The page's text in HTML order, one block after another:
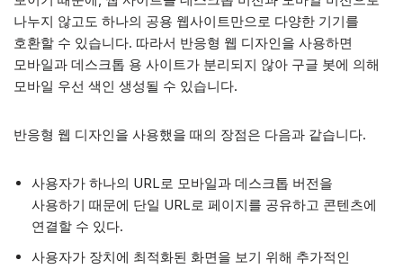
나누지 않고도 하나의 공용 웹사이트만으로 다양한 기기를
호환할 수 있습니다. 따라서 반응형 웹 디자인을 사용하면
모바일과 데스크톱 용 사이트가 분리되지 않아 구글 봇에 의해
모바일 우선 색인 생성될 수 있습니다.
반응형 웹 디자인을 사용했을 때의 장점은 다음과 같습니다.
사용자가 하나의 URL로 모바일과 데스크톱 버전을
사용하기 때문에 단일 URL로 페이지를 공유하고 콘텐츠에
연결할 수 있다.
사용자가 장치에 최적화된 화면을 보기 위해 추가적인